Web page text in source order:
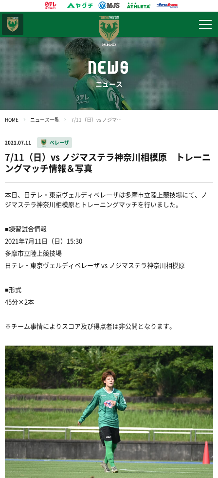
NEWS
ニュース
HOME ニュース一覧 7/11（日）vs ノジマステラ神奈川相模原 トレーニングマッチ情報＆写真
2021.07.11 ベレーザ
7/11（日）vs ノジマステラ神奈川相模原 トレーニ
ングマッチ情報＆写真
本日、日テレ・東京ヴェルディベレーザは多摩市立陸上競技場にて、ノ
ジマステラ神奈川相模原とトレーニングマッチを行いました。
■練習試合情報
2021年7月11日（日）15:30
多摩市立陸上競技場
日テレ・東京ヴェルディベレーザ vs ノジマステラ神奈川相模原
■形式
45分×2本
※チーム事情によりスコア及び得点者は非公開となります。